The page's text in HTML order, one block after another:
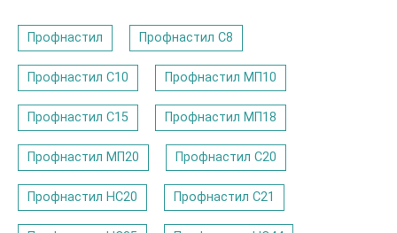
Профнастил Профнастил C8
Профнастил С10 Профнастил МП10
Профнастил С15 Профнастил МП18
Профнастил МП20 Профнастил С20
Профнастил НС20 Профнастил С21